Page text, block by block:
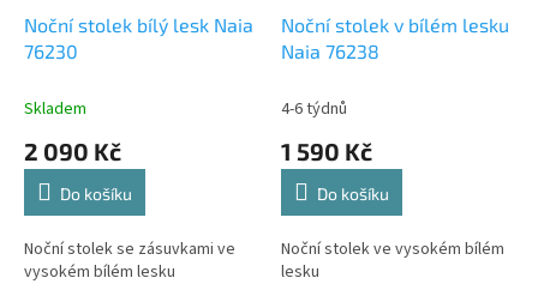
Noční stolek bílý lesk Naia
76230
Skladem
2 090 Kč
Do košíku
Noční stolek se zásuvkami ve
vysokém bílém lesku
Noční stolek v bílém lesku
Naia 76238
4-6 týdnů
1 590 Kč
Do košíku
Noční stolek ve vysokém bílém
lesku